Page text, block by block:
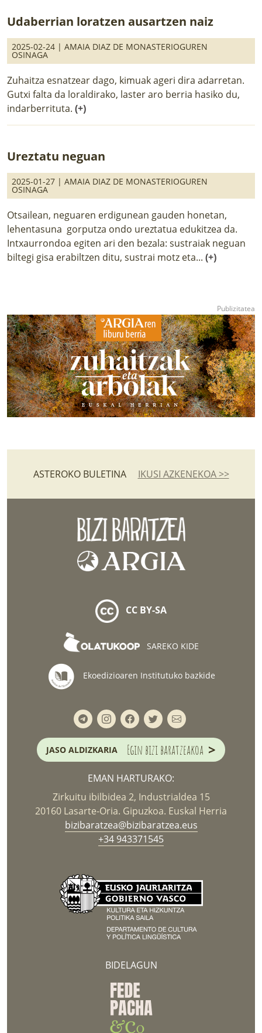
Udaberrian loratzen ausartzen naiz
2025-02-24 | AMAIA DIAZ DE MONASTERIOGUREN
OSINAGA
Zuhaitza esnatzear dago, kimuak ageri dira adarretan.
Gutxi falta da loraldirako, laster aro berria hasiko du,
indarberrituta. (+)
Ureztatu neguan
2025-01-27 | AMAIA DIAZ DE MONASTERIOGUREN
OSINAGA
Otsailean, neguaren erdigunean gauden honetan,
lehentasuna gorputza ondo ureztatua edukitzea da.
Intxaurrondoa egiten ari den bezala: sustraiak neguan
biltegi gisa erabiltzen ditu, sustrai motz eta... (+)
ASTEROKO BULETINA IKUSI AZKENEKOA >>
CC BY-SA
SAREKO KIDE
Ekoedizioaren Institutuko bazkide
JASO ALDIZKARIA Egin bizi baratzeakoa >
EMAN HARTURAKO:
Zirkuitu ibilbidea 2, Industrialdea 15
20160 Lasarte-Oria. Gipuzkoa. Euskal Herria
bizibaratzea@bizibaratzea.eus
+34 943371545
BIDELAGUN